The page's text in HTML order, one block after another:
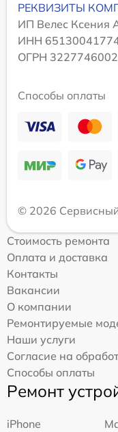
РЕКВИЗИТЫ
ИП Велес Ксения
ИНН
ОГРН
Способы оплаты
© 2026
Стоимость ремонта
Оплата и доставка
Контакты
Вакансии
О компании
Ремонтируемые
Наши услуги
Согласие на
Способы оплаты
Ремонт
iPhone